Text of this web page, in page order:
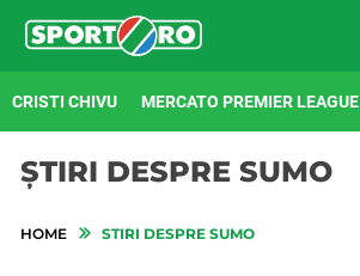
CRISTI CHIVU MERCATO PREMIER LEAGUE
ȘTIRI DESPRE SUMO
HOME STIRI DESPRE SUMO